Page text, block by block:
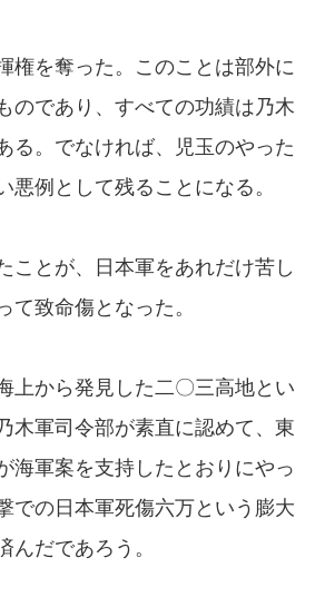
権を奪った。このことは部外に
のであり、すべての功績は乃木
る。でなければ、児玉のやった
悪例として残ることになる。
ことが、日本軍をあれだけ苦し
て致命傷となった。
上から発見した二〇三高地とい
木軍司令部が素直に認めて、東
海軍案を支持したとおりにやっ
での日本軍死傷六万という膨大
んだであろう。